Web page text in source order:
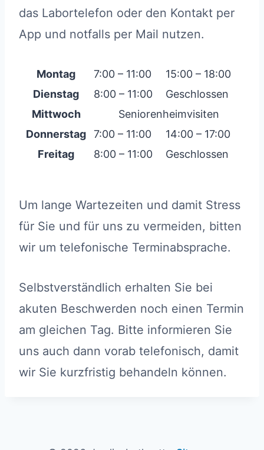
das Labortelefon oder den Kontakt per
App und notfalls per Mail nutzen.
Montag 7:00 – 11:00
15:00 – 18:00
Dienstag
8:00 – 11:00
Geschlossen
Mittwoch
Seniorenheimvisiten
Donnerstag
7:00 – 11:00
14:00 – 17:00
Freitag
8:00 – 11:00 Geschlossen
Um lange Wartezeiten und damit Stress
für Sie und für uns zu vermeiden, bitten
wir um telefonische Terminabsprache.
Selbstverständlich erhalten Sie bei
akuten Beschwerden noch einen Termin
am gleichen Tag. Bitte informieren Sie
uns auch dann vorab telefonisch, damit
wir Sie kurzfristig behandeln können.